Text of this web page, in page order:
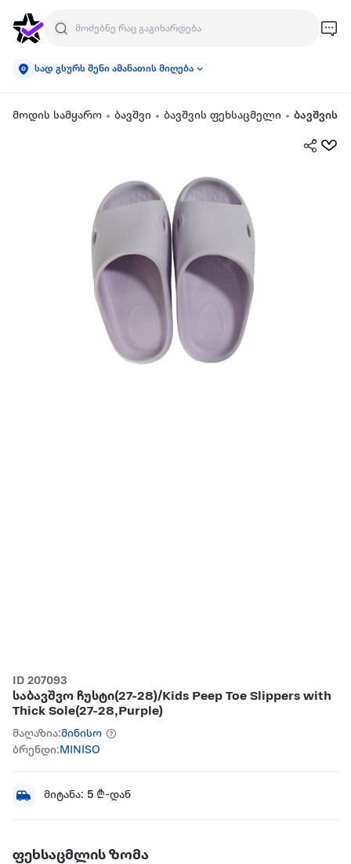
სად გსურს შენი ამანათის მიღება
მოდის სამყარო ბავშვი ბავშვის ფეხსაცმელი ბავშვის
ID 207093
საბავშვო ჩუსტი(27-28)/Kids Peep Toe Slippers with
Thick Sole(27-28,Purple)
მაღაზია:მინისო
ბრენდი: MINISO
მიტანა: 5 ₾-დან
ფეხსაცმლის ზომა